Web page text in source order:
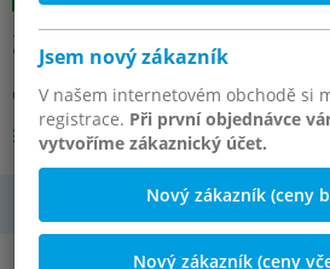
Jsem nový zákazník
V našem internetovém obchodě si
registrace. Při první objednávce
vytvoříme zákaznický účet.
Nový zákazník (ceny
Nový zákazník (ceny
26101-01501557
Číslo výrobku: OT-NORELEM060135
Další varianty tohoto článku